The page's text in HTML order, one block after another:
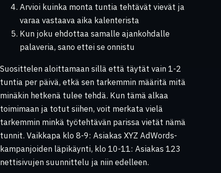
Arvioi kuinka monta tuntia tehtävät vievät ja
varaa vastaava aika kalenterista
Kun joku ehdottaa samalle ajankohdalle
palaveria, sano ettei se onnistu
Suosittelen aloittamaan sillä että täytät vain 1-2
tuntia per päivä, etkä sen tarkemmin määritä mitä
minäkin hetkenä tulee tehdä. Kun tämä alkaa
toimimaan ja totut siihen, voit merkata vielä
tarkemmin minkä työtehtävän parissa vietät nämä
tunnit. Vaikkapa klo 8-9: Asiakas XYZ AdWords-
kampanjoiden läpikäynti, klo 10-11: Asiakas 123
nettisivujen suunnittelu ja niin edelleen.